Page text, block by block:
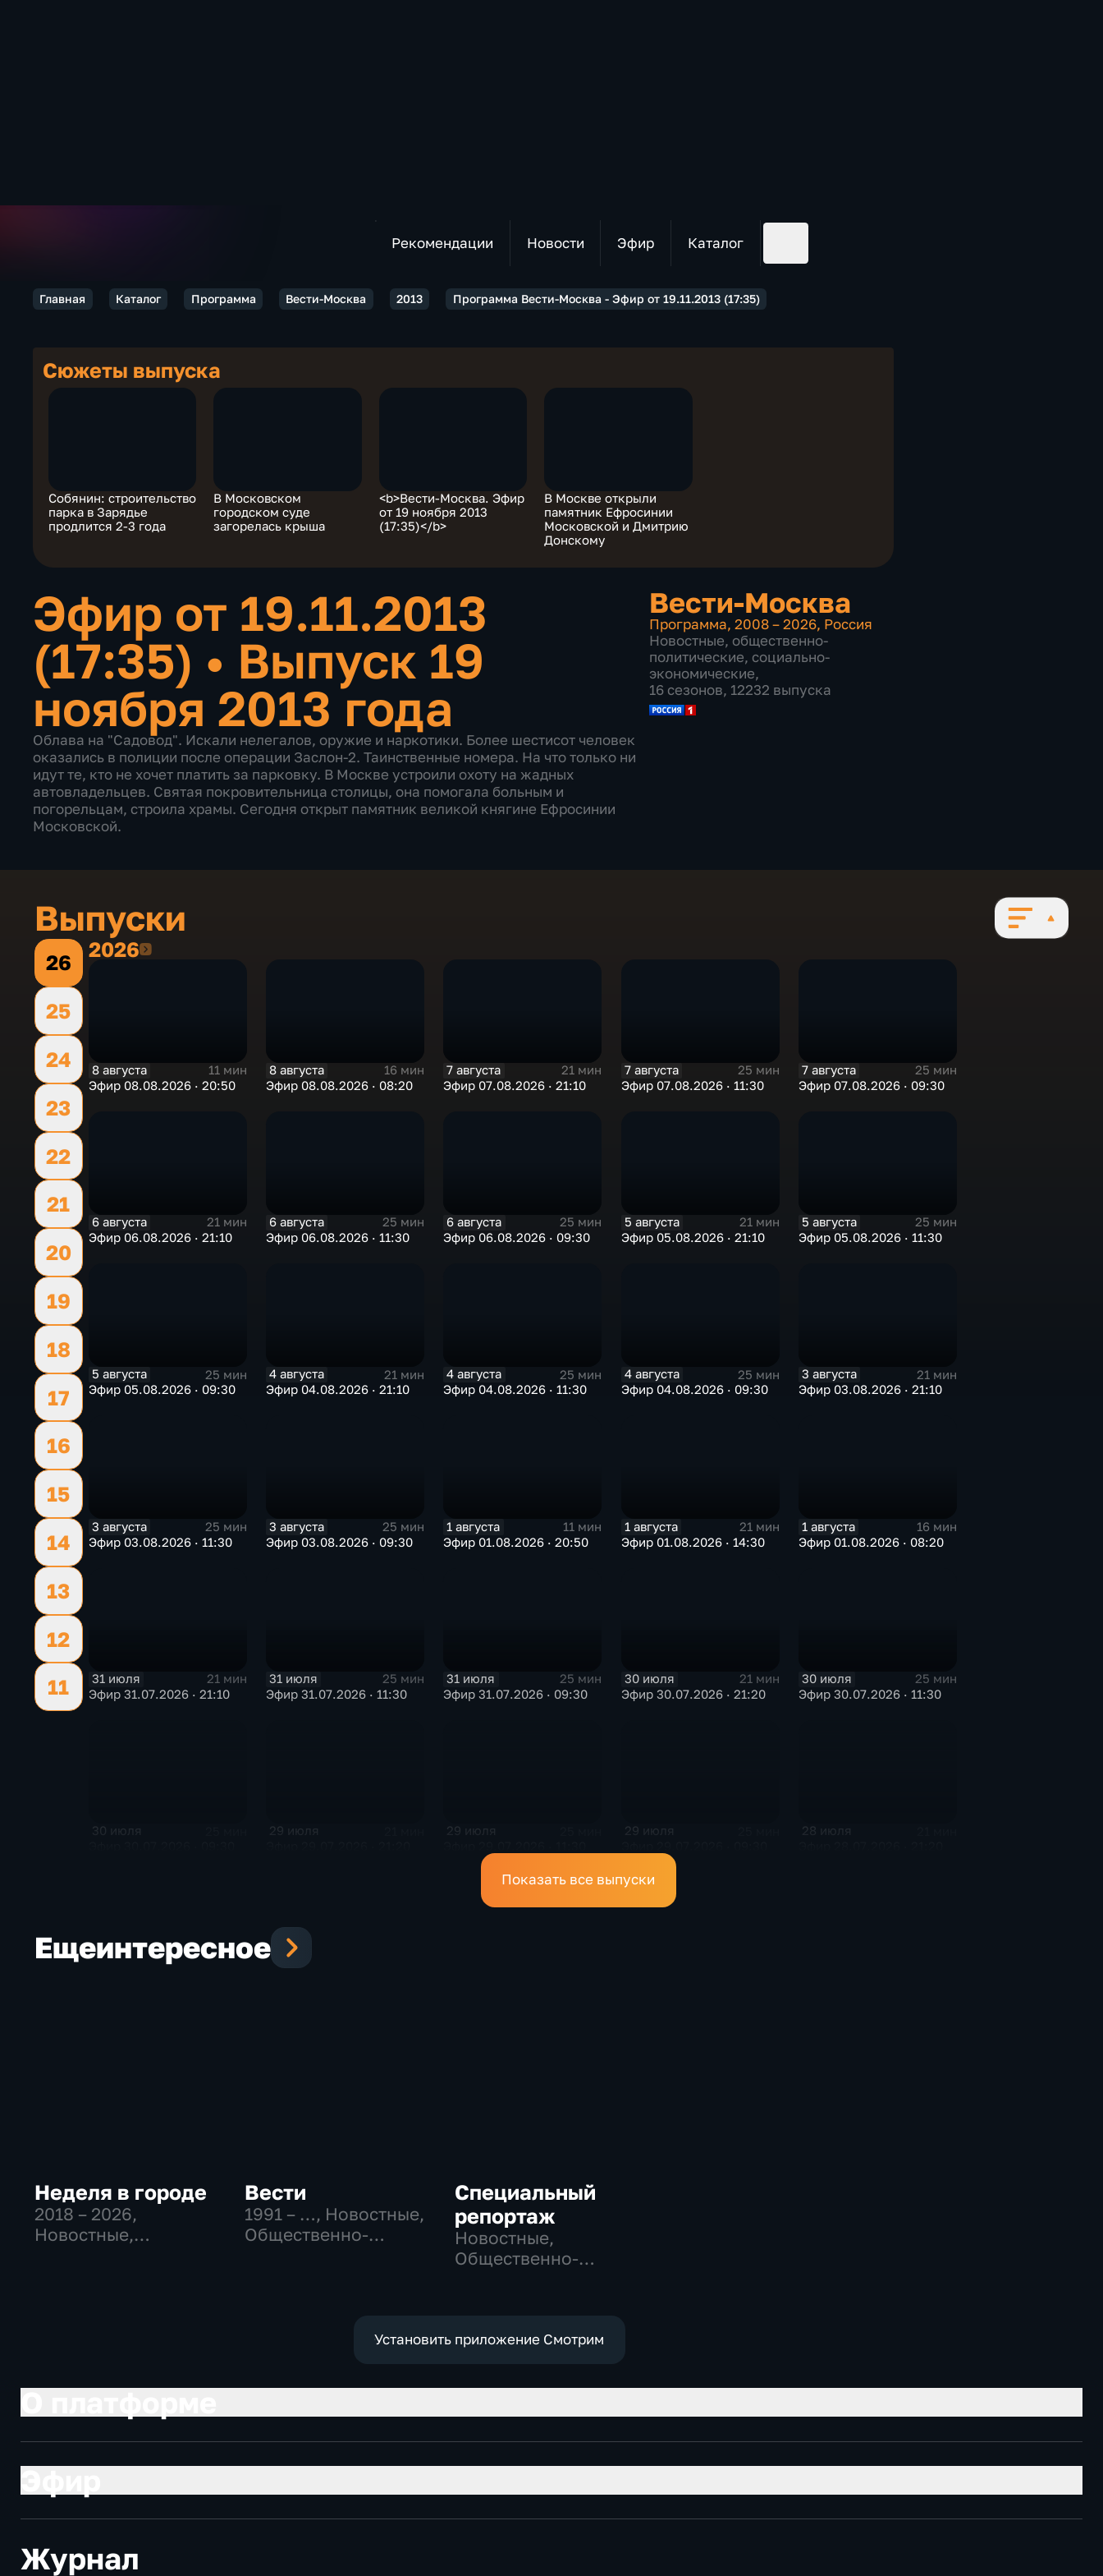
Рекомендации Новости Эфир Каталог
Главная Каталог Программа Вести-Москва 2013 Программа Вести-Москва - Эфир от 19.11.2013 (17:35)
Сюжеты выпуска
Собянин: строительство
парка в Зарядье
продлится 2-3 года
В Московском
городском суде
загорелась крыша
<b>Вести-Москва. Эфир
от 19 ноября 2013
(17:35)</b>
В Москве открыли
памятник Ефросинии
Московской и Дмитрию
Донскому
Эфир от 19.11.2013
(17:35) • Выпуск 19
ноября 2013 года
Облава на "Садовод". Искали нелегалов, оружие и наркотики. Более шестисот человек
оказались в полиции после операции Заслон-2. Таинственные номера. На что только ни
идут те, кто не хочет платить за парковку. В Москве устроили охоту на жадных
автовладельцев. Святая покровительница столицы, она помогала больным и
погорельцам, строила храмы. Сегодня открыт памятник великой княгине Ефросинии
Московской.
Вести-Москва
Программа, 2008 – 2026, Россия
Новостные, общественно-
политические, социально-
экономические,
16 сезонов, 12232 выпуска
Выпуски
26
25
24
23
22
21
20
19
18
17
16
15
14
13
12
11
20262026
8 августа
11 мин
Эфир 08.08.2026 · 20:50
8 августа
16 мин
Эфир 08.08.2026 · 08:20
7 августа
21 мин
Эфир 07.08.2026 · 21:10
7 августа
25 мин
Эфир 07.08.2026 · 11:30
7 августа
25 мин
Эфир 07.08.2026 · 09:30
6 августа
21 мин
Эфир 06.08.2026 · 21:10
6 августа
25 мин
Эфир 06.08.2026 · 11:30
6 августа
25 мин
Эфир 06.08.2026 · 09:30
5 августа
21 мин
Эфир 05.08.2026 · 21:10
5 августа
25 мин
Эфир 05.08.2026 · 11:30
5 августа
25 мин
Эфир 05.08.2026 · 09:30
4 августа
21 мин
Эфир 04.08.2026 · 21:10
4 августа
25 мин
Эфир 04.08.2026 · 11:30
4 августа
25 мин
Эфир 04.08.2026 · 09:30
3 августа
21 мин
Эфир 03.08.2026 · 21:10
3 августа
25 мин
Эфир 03.08.2026 · 11:30
3 августа
25 мин
Эфир 03.08.2026 · 09:30
1 августа
11 мин
Эфир 01.08.2026 · 20:50
1 августа
21 мин
Эфир 01.08.2026 · 14:30
1 августа
16 мин
Эфир 01.08.2026 · 08:20
31 июля
21 мин
Эфир 31.07.2026 · 21:10
31 июля
25 мин
Эфир 31.07.2026 · 11:30
31 июля
25 мин
Эфир 31.07.2026 · 09:30
30 июля
21 мин
Эфир 30.07.2026 · 21:20
30 июля
25 мин
Эфир 30.07.2026 · 11:30
30 июля 29 июля 29 июля 29 июля 28 июля
Показать все выпуски
Ещеинтересное
Неделя в городе
2018 – 2026,
Новостные,
Вести
1991 – …, Новостные,
Общественно-
Специальный
репортаж
Новостные,
Общественно-
Установить приложение Смотрим
Журнал